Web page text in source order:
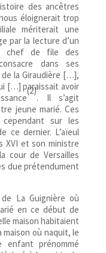
des ancêtres
éloignerait trop
mériterait une
par la lecture d’un
chef de file des
dans ses
de la Giraudière […],
[…] paraissait avoir
(2)
. Il s’agit
jeune marié. Ces
cependant sur les
ce dernier. L’aïeul
XVI et son ministre
cour de Versailles
due prétendument
La Guignière où
en ce début de
maison habitaient
où naquit, le
enfant prénommé